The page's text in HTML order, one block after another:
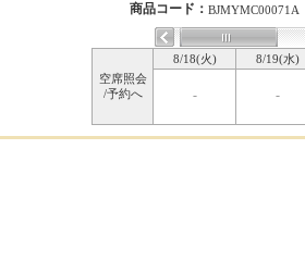
商品コード： BJMYMC00071A
空席照会
/予約へ
8/18(火) 8/19(水)
- -